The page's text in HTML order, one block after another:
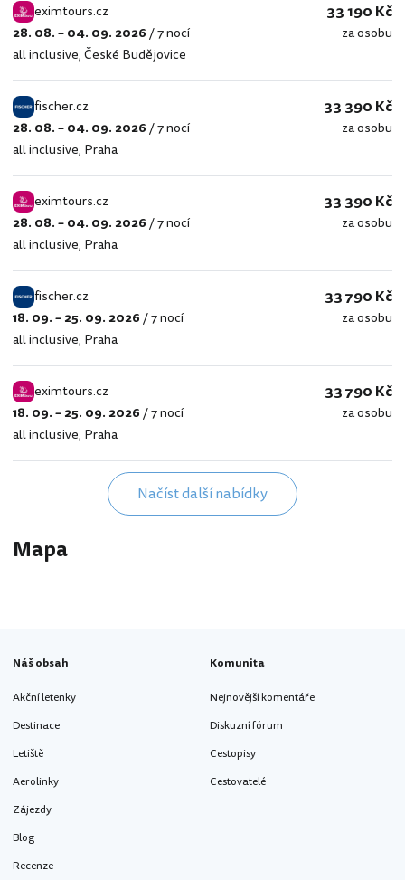
eximtours.cz
eximtours.cz
28. 08. – 04. 09. 2026/7 nocí
all inclusive,České Budějovice
33 190 Kč
za osobu
fischer.cz
fischer.cz
28. 08. – 04. 09. 2026/7 nocí
all inclusive, Praha
33 390 Kč
za osobu
eximtours.cz
eximtours.cz
28. 08. – 04. 09. 2026/7 nocí
all inclusive, Praha
33 390 Kč
za osobu
fischer.cz
fischer.cz
18. 09. – 25. 09. 2026/7 nocí
all inclusive, Praha
33 790 Kč
za osobu
eximtours.cz
eximtours.cz
18. 09. – 25. 09. 2026/7 nocí
all inclusive, Praha
33 790 Kč
za osobu
Načíst další nabídky
Mapa
Náš obsah
Akční letenky
Destinace
Letiště
Aerolinky
Zájezdy
Blog
Recenze
Komunita
Nejnovější komentáře
Diskuzní fórum
Cestopisy
Cestovatelé